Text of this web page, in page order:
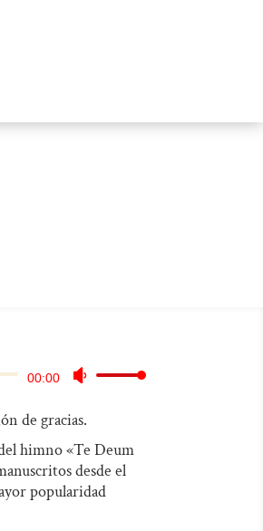
00:00
Utiliza
de
flecha
de gracias.
himno «Te Deum
desde el
popularidad